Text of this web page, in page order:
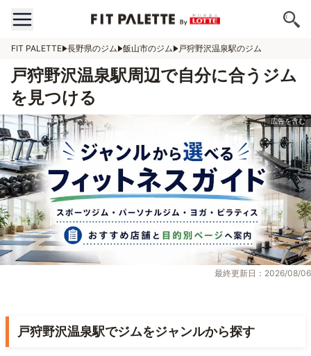
FIT PALETTE 長野県のジム 飯山市のジム 戸狩野沢温泉駅のジム
戸狩野沢温泉駅周辺で自分に合うジム
を見つける
最終更新日：2026/08/06
戸狩野沢温泉駅でジムをジャンルから探す